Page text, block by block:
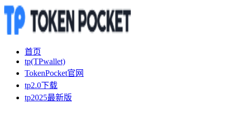
首页
tp(TPwallet)
TokenPocket官网
tp2.0下载
tp2025最新版